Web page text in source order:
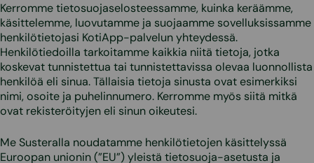
Kerromme tietosuojaselosteessamme, kuinka keräämme,
käsittelemme, luovutamme ja suojaamme sovelluksissamme
henkilötietojasi KotiApp-palvelun yhteydessä.
Henkilötiedoilla tarkoitamme kaikkia niitä tietoja, jotka
koskevat tunnistettua tai tunnistettavissa olevaa luonnollista
henkilöä eli sinua. Tällaisia tietoja sinusta ovat esimerkiksi
nimi, osoite ja puhelinnumero. Kerromme myös siitä mitkä
ovat rekisteröityjen eli sinun oikeutesi.
Me Susteralla noudatamme henkilötietojen käsittelyssä
Euroopan unionin (”EU”) yleistä tietosuoja-asetusta ja